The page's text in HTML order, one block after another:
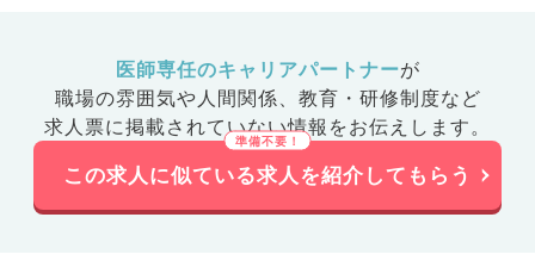
医師専任のキャリアパートナーが
職場の雰囲気や人間関係、 教育・研修制度など
求人票に掲載されていない情報をお伝えします。
この求人に似ている求人を紹介してもらう